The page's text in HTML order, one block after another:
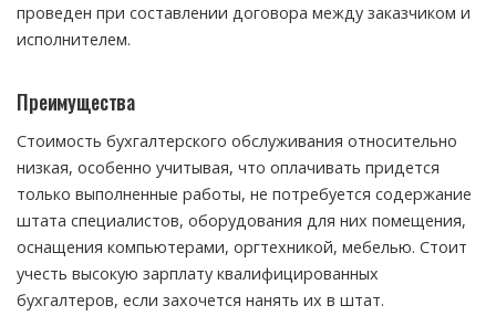
проведен при составлении договора между заказчиком и
исполнителем.
Преимущества
Стоимость бухгалтерского обслуживания относительно
низкая, особенно учитывая, что оплачивать придется
только выполненные работы, не потребуется содержание
штата специалистов, оборудования для них помещения,
оснащения компьютерами, оргтехникой, мебелью. Стоит
учесть высокую зарплату квалифицированных
бухгалтеров, если захочется нанять их в штат.